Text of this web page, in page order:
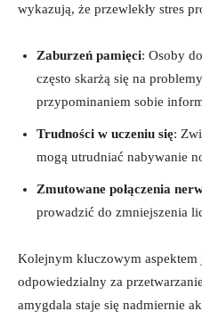
wykazują, że przewlekły stres
Zaburzeń pamięci: Osoby
często skarżą się na
przypominaniem sobie
Trudności w uczeniu się:
mogą utrudniać nabywanie
Zmutowane połączenia
prowadzić do zmniejszenia
Kolejnym kluczowym aspektem
odpowiedzialny za
amygdala staje się nadmiernie